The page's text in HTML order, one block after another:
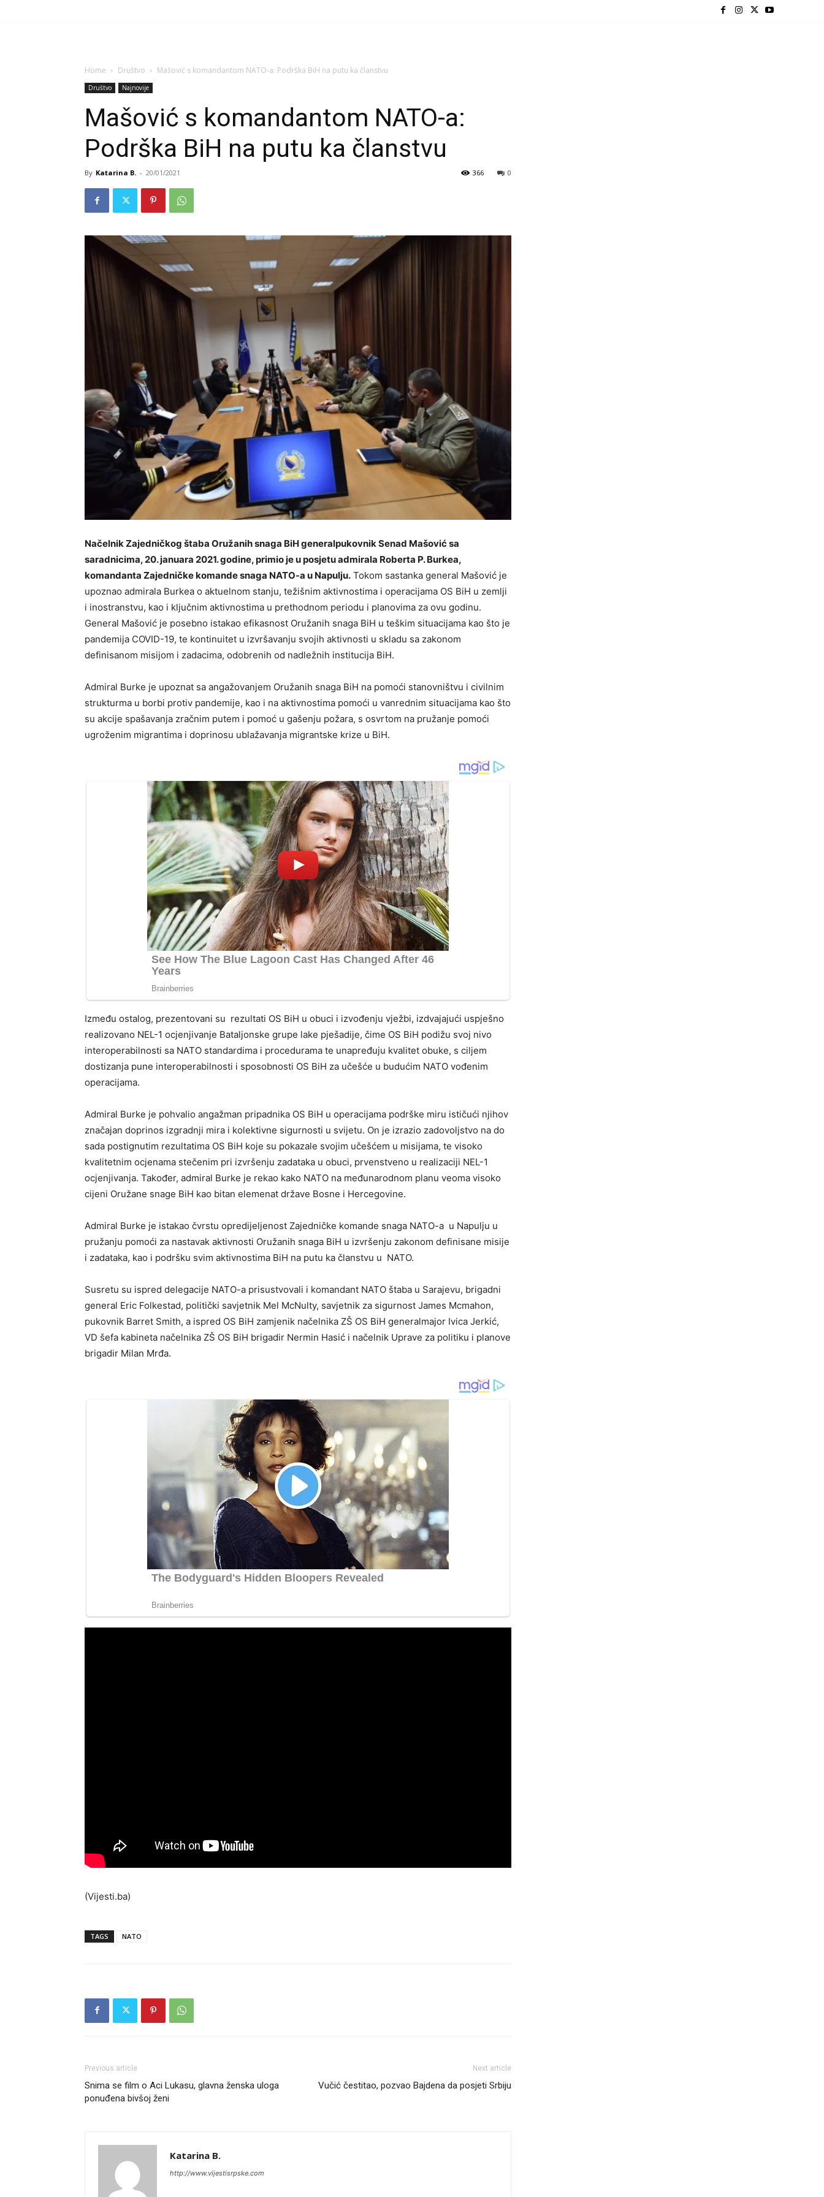
Home Društvo Mašović s komandantom NATO-a: Podrška BiH na putu ka članstvu
Društvo Najnovije
Mašović s komandantom NATO-a:
Podrška BiH na putu ka članstvu
By Katarina B. - 20/01/2021 0
366
Načelnik Zajedničkog štaba Oružanih snaga BiH generalpukovnik Senad Mašović sa
saradnicima, 20. januara 2021. godine, primio je u posjetu admirala Roberta P. Burkea,
komandanta Zajedničke komande snaga NATO-a u Napulju. Tokom sastanka general Mašović je
upoznao admirala Burkea o aktuelnom stanju, težišnim aktivnostima i operacijama OS BiH u zemlji
i inostranstvu, kao i ključnim aktivnostima u prethodnom periodu i planovima za ovu godinu.
General Mašović je posebno istakao efikasnost Oružanih snaga BiH u teškim situacijama kao što je
pandemija COVID-19, te kontinuitet u izvršavanju svojih aktivnosti u skladu sa zakonom
definisanom misijom i zadacima, odobrenih od nadležnih institucija BiH.
Admiral Burke je upoznat sa angažovanjem Oružanih snaga BiH na pomoći stanovništvu i civilnim
strukturma u borbi protiv pandemije, kao i na aktivnostima pomoći u vanrednim situacijama kao što
su akcije spašavanja zračnim putem i pomoć u gašenju požara, s osvrtom na pružanje pomoći
ugroženim migrantima i doprinosu ublažavanja migrantske krize u BiH.
Između ostalog, prezentovani su rezultati OS BiH u obuci i izvođenju vježbi, izdvajajući uspješno
realizovano NEL-1 ocjenjivanje Bataljonske grupe lake pješadije, čime OS BiH podižu svoj nivo
interoperabilnosti sa NATO standardima i procedurama te unapređuju kvalitet obuke, s ciljem
dostizanja pune interoperabilnosti i sposobnosti OS BiH za učešće u budućim NATO vođenim
operacijama.
Admiral Burke je pohvalio angažman pripadnika OS BiH u operacijama podrške miru ističući njihov
značajan doprinos izgradnji mira i kolektivne sigurnosti u svijetu. On je izrazio zadovoljstvo na do
sada postignutim rezultatima OS BiH koje su pokazale svojim učešćem u misijama, te visoko
kvalitetnim ocjenama stečenim pri izvršenju zadataka u obuci, prvenstveno u realizaciji NEL-1
ocjenjivanja. Također, admiral Burke je rekao kako NATO na međunarodnom planu veoma visoko
cijeni Oružane snage BiH kao bitan elemenat države Bosne i Hercegovine.
Admiral Burke je istakao čvrstu opredijeljenost Zajedničke komande snaga NATO-a u Napulju u
pružanju pomoći za nastavak aktivnosti Oružanih snaga BiH u izvršenju zakonom definisane misije
i zadataka, kao i podršku svim aktivnostima BiH na putu ka članstvu u NATO.
Susretu su ispred delegacije NATO-a prisustvovali i komandant NATO štaba u Sarajevu, brigadni
general Eric Folkestad, politički savjetnik Mel McNulty, savjetnik za sigurnost James Mcmahon,
pukovnik Barret Smith, a ispred OS BiH zamjenik načelnika ZŠ OS BiH generalmajor Ivica Jerkić,
VD šefa kabineta načelnika ZŠ OS BiH brigadir Nermin Hasić i načelnik Uprave za politiku i planove
brigadir Milan Mrđa.
(Vijesti.ba)
TAGS NATO
Previous article
Snima se film o Aci Lukasu, glavna ženska uloga
ponuđena bivšoj ženi
Next article
Vučić čestitao, pozvao Bajdena da posjeti Srbiju
Katarina B.
http://www.vijestisrpske.com